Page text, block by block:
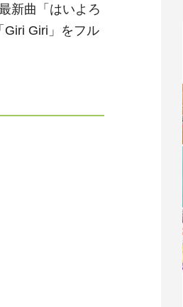
新曲「はいよろ
Giri Giri」をフル